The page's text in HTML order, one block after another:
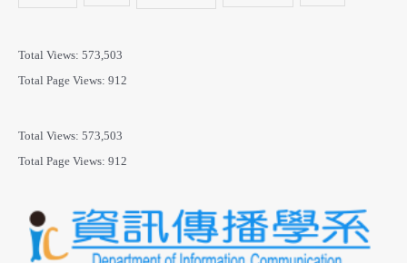
Total Views: 573,503
Total Page Views: 912
Total Views: 573,503
Total Page Views: 912